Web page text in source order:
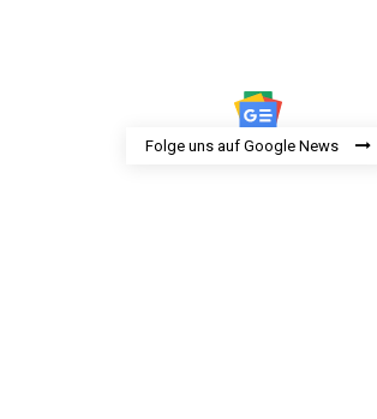
Folge uns auf Google News